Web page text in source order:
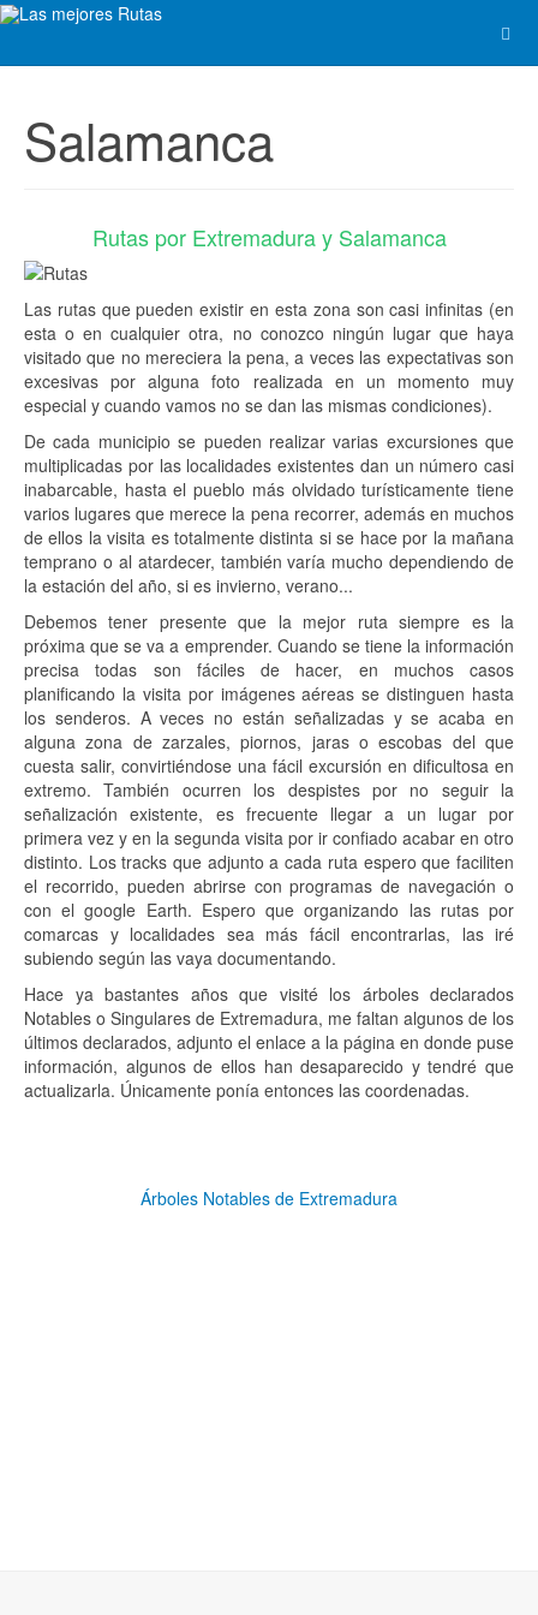
Salamanca
Rutas por Extremadura y Salamanca
Las rutas que pueden existir en esta zona son casi infinitas (en
esta o en cualquier otra, no conozco ningún lugar que haya
visitado que no mereciera la pena, a veces las expectativas son
excesivas por alguna foto realizada en un momento muy
especial y cuando vamos no se dan las mismas condiciones).
De cada municipio se pueden realizar varias excursiones que
multiplicadas por las localidades existentes dan un número casi
inabarcable, hasta el pueblo más olvidado turísticamente tiene
varios lugares que merece la pena recorrer, además en muchos
de ellos la visita es totalmente distinta si se hace por la mañana
temprano o al atardecer, también varía mucho dependiendo de
la estación del año, si es invierno, verano...
Debemos tener presente que la mejor ruta siempre es la
próxima que se va a emprender. Cuando se tiene la información
precisa todas son fáciles de hacer, en muchos casos
planificando la visita por imágenes aéreas se distinguen hasta
los senderos. A veces no están señalizadas y se acaba en
alguna zona de zarzales, piornos, jaras o escobas del que
cuesta salir, convirtiéndose una fácil excursión en dificultosa en
extremo. También ocurren los despistes por no seguir la
señalización existente, es frecuente llegar a un lugar por
primera vez y en la segunda visita por ir confiado acabar en otro
distinto. Los tracks que adjunto a cada ruta espero que faciliten
el recorrido, pueden abrirse con programas de navegación o
con el google Earth. Espero que organizando las rutas por
comarcas y localidades sea más fácil encontrarlas, las iré
subiendo según las vaya documentando.
Hace ya bastantes años que visité los árboles declarados
Notables o Singulares de Extremadura, me faltan algunos de los
últimos declarados, adjunto el enlace a la página en donde puse
información, algunos de ellos han desaparecido y tendré que
actualizarla. Únicamente ponía entonces las coordenadas.
Árboles Notables de Extremadura